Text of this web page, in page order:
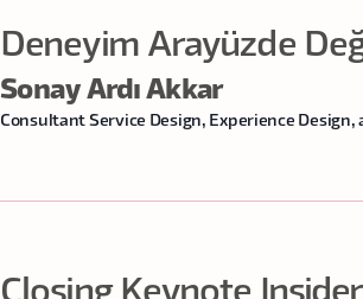
Deneyim Arayüzde
Sonay Ardı Akkar
Consultant Service Design, Experience Design,
Closing Keynote